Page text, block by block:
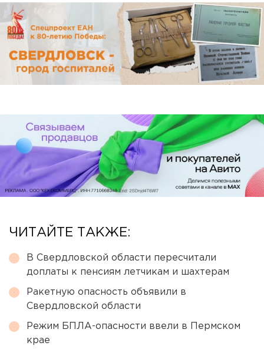
ЧИТАЙТЕ ТАКЖЕ:
В Свердловской области пересчитали
доплаты к пенсиям летчикам и шахтерам
Ракетную опасность объявили в
Свердловской области
Режим БПЛА-опасности ввели в Пермском
крае